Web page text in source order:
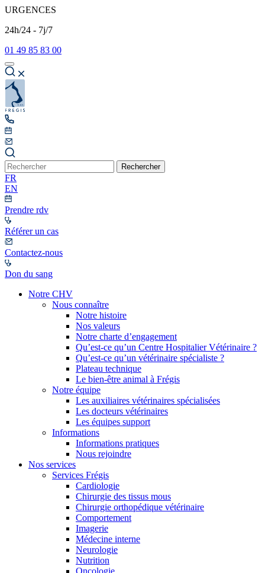
URGENCES
24h/24 - 7j/7
01 49 85 83 00
Rechercher
FR
EN
Prendre rdv
Référer un cas
Contactez-nous
Don du sang
Notre CHV
Nous connaître
Notre histoire
Nos valeurs
Notre charte d’engagement
Qu’est-ce qu’un Centre Hospitalier Vétérinaire ?
Qu’est-ce qu’un vétérinaire spécialiste ?
Plateau technique
Le bien-être animal à Frégis
Notre équipe
Les auxiliaires vétérinaires spécialisées
Les docteurs vétérinaires
Les équipes support
Informations
Informations pratiques
Nous rejoindre
Nos services
Services Frégis
Cardiologie
Chirurgie des tissus mous
Chirurgie orthopédique vétérinaire
Comportement
Imagerie
Médecine interne
Neurologie
Nutrition
Oncologie